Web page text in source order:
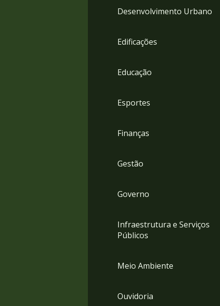
Desenvolvimento Urbano
Edificações
Educação
Esportes
Finanças
Gestão
Governo
Infraestrutura e Serviços
Públicos
Meio Ambiente
Ouvidoria